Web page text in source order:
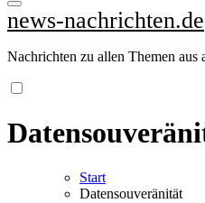
news-nachrichten.de
Nachrichten zu allen Themen aus
Start
Datensouveränität